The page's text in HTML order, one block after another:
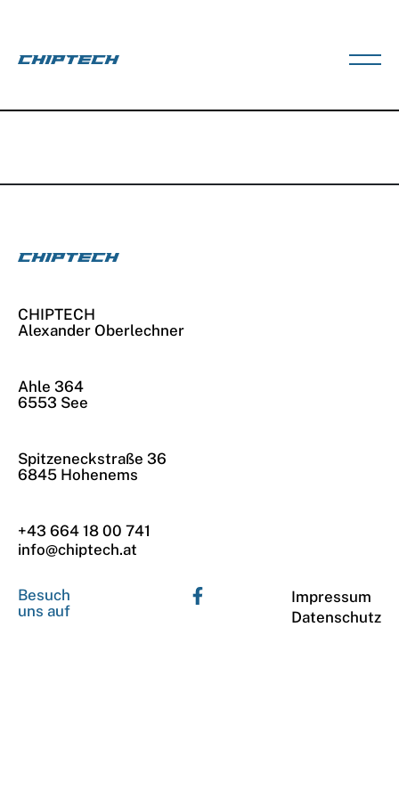
CHIPTECH
Alexander Oberlechner
Ahle 364
6553 See
Spitzeneckstraße 36
6845 Hohenems
+43 664 18 00 741
info@chiptech.at
Besuch
uns auf
Impressum
Datenschutz